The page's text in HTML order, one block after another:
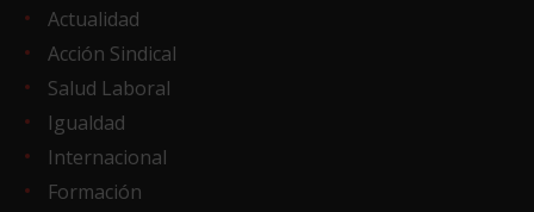
Actualidad
Acción Sindical
Salud Laboral
Igualdad
Internacional
Formación